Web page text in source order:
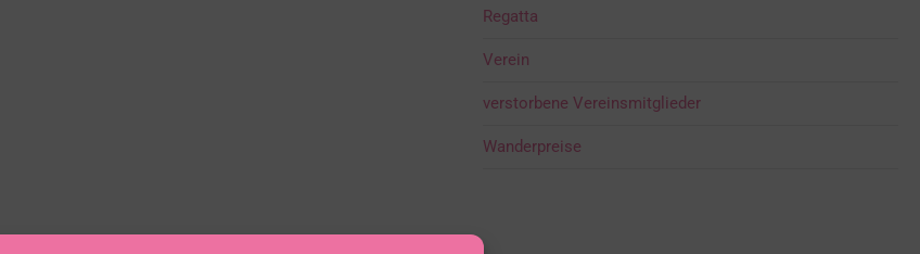
Regatta
Verein
verstorbene Vereinsmitglieder
Wanderpreise